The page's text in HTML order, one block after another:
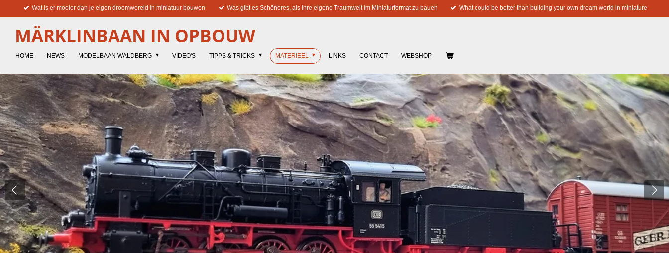
naar
Wat is er mooier dan je eigen droomwereld in miniatuur bouwen Was gibt es Schöneres, als Ihre eigene Traumwelt im Miniaturformat zu bauen What could be better than building your own dream world in miniature
MÄRKLINBAAN IN OPBOUW
HOME NEWS MODELBAAN WALDBERG VIDEO'S TIPPS & TRICKS MATERIEEL LINKS CONTACT WEBSHOP